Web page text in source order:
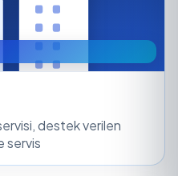
destek verilen
servis